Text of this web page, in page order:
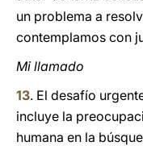
un problema a
contemplamos con
Mi llamado
13. El desafío
incluye la
humana en la